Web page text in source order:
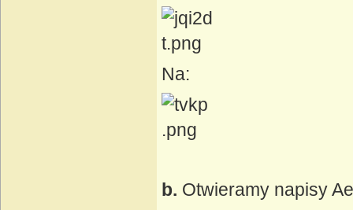
Na:
b. Otwieramy napisy